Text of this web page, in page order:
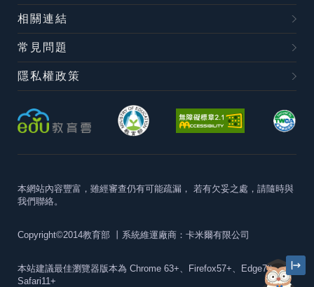
相關連結
常見問題
隱私權政策
本網站內容豐富，雖經審查仍有可能疏漏， 若有欠妥之處，請隨時與
我們聯絡。
Copyright©2014教育部 丨系統維運廠商：卡米爾有限公司
本站建議最佳瀏覽器版本為 Chrome 63+、Firefox57+、Edge79+及
Safari11+